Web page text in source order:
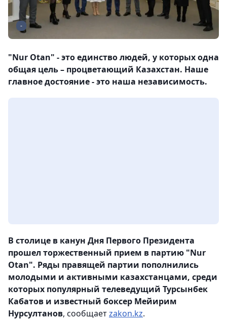
-
"Nur Otan" - это единство людей, у которых одна
общая цель – процветающий Казахстан. Наше
главное достояние - это наша независимость.
В столице в канун Дня Первого Президента
прошел торжественный прием в партию "Nur
Otan". Ряды правящей партии пополнились
молодыми и активными казахстанцами, среди
которых популярный телеведущий Турсынбек
Кабатов и известный боксер Мейирим
Нурсултанов, сообщаетzakon.kz.